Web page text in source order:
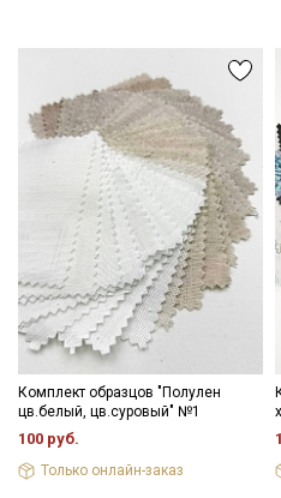
Комплект образцов "Полулен
цв.белый, цв.суровый" №1
100 руб.
Только онлайн-заказ